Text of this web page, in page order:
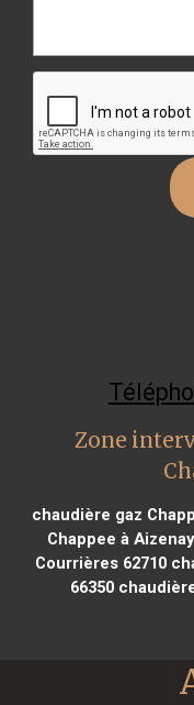
Zone
chaudière gaz
Chappee à
Courrières 62710
66350